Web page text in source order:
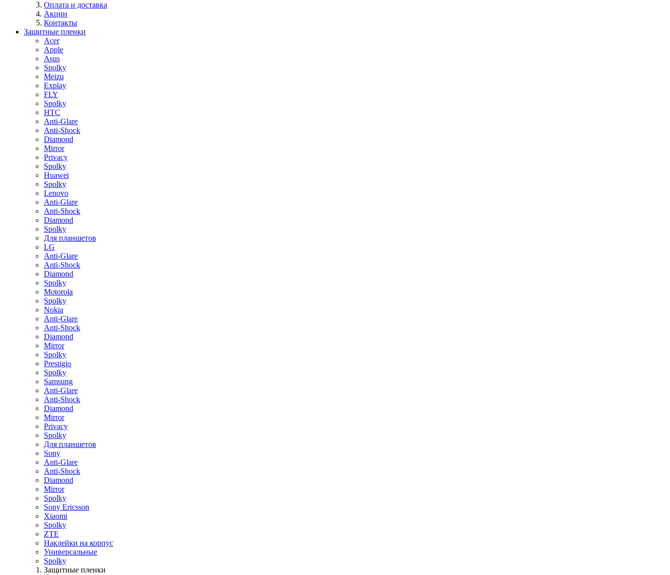
Оплата и доставка
Акции
Контакты
Защитные пленки
Acer
Apple
Asus
Spolky
Meizu
Explay
FLY
Spolky
HTC
Anti-Glare
Anti-Shock
Diamond
Mirror
Privacy
Spolky
Huawei
Spolky
Lenovo
Anti-Glare
Anti-Shock
Diamond
Spolky
Для планшетов
LG
Anti-Glare
Anti-Shock
Diamond
Spolky
Motorola
Spolky
Nokia
Anti-Glare
Anti-Shock
Diamond
Mirror
Spolky
Prestigio
Spolky
Samsung
Anti-Glare
Anti-Shock
Diamond
Mirror
Privacy
Spolky
Для планшетов
Sony
Anti-Glare
Anti-Shock
Diamond
Mirror
Spolky
Sony Ericsson
Xiaomi
Spolky
ZTE
Наклейки на корпус
Универсальные
Spolky
Защитные пленки